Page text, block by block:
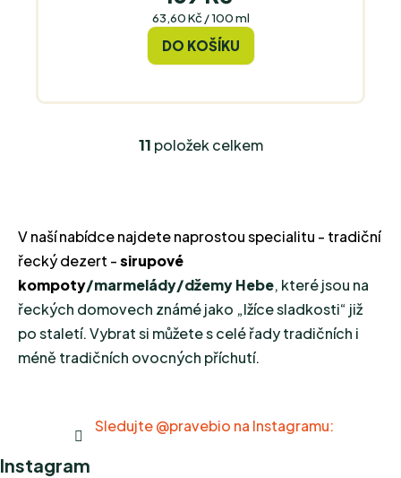
Měrná
cena:
63,60 Kč / 100 ml
DO KOŠÍKU
O
d
í
p
r
v
k
ý
11 položek celkem
V naší nabídce najdete naprostou specialitu - tradiční
řecký dezert -sirupové
kompoty/marmelády/džemy Hebe, které jsou na
řeckých domovech známé jako „lžíce sladkosti“ již
po staletí. Vybrat si můžete s celé řady tradičních i
méně tradičních ovocných příchutí.
Sledujte @pravebio na Instagramu:
Instagram